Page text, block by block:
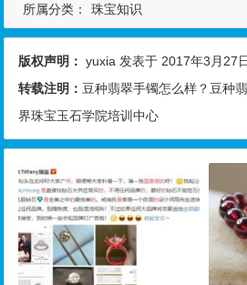
所属分类： 珠宝知识
版权声明： yuxia 发表于 2017年3月27
转载注明： 豆种翡翠手镯怎么样？豆种
界珠宝玉石学院培训中心